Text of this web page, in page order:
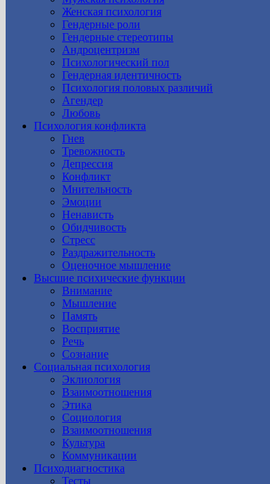
Женская психология
Гендерные роли
Гендерные стереотипы
Андроцентризм
Психологический пол
Гендерная идентичность
Психология половых различий
Агендер
Любовь
Психология конфликта
Гнев
Тревожность
Депрессия
Конфликт
Мнительность
Эмоции
Ненависть
Обидчивость
Стресс
Раздражительность
Оценочное мышление
Высшие психические функции
Внимание
Мышление
Память
Восприятие
Речь
Сознание
Социальная психология
Эклиология
Взаимоотношения
Этика
Социология
Взаимоотношения
Культура
Коммуникации
Психодиагностика
Тесты